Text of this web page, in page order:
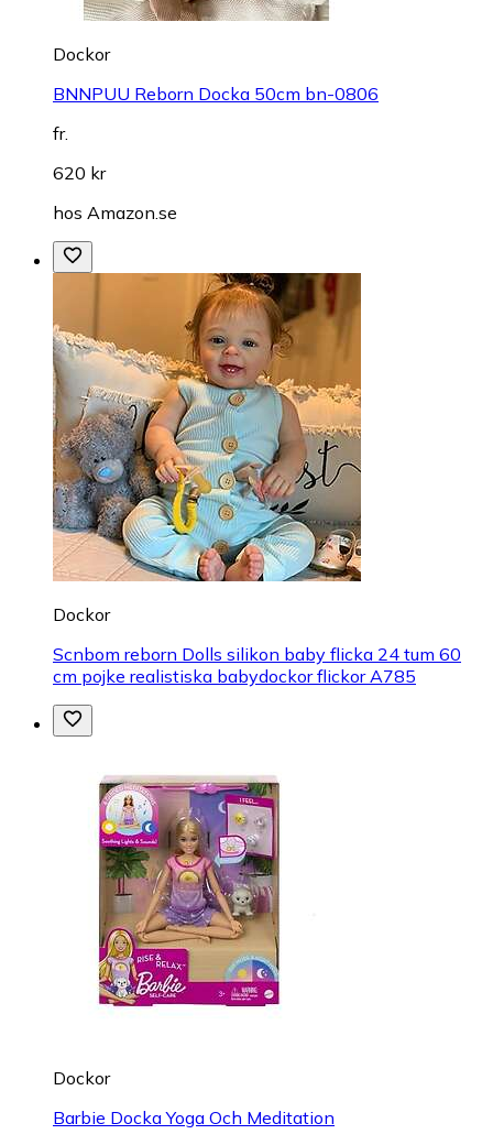
Dockor
BNNPUU Reborn Docka 50cm bn-0806
fr.
620 kr
hos Amazon.se
Dockor
Scnbom reborn Dolls silikon baby flicka 24 tum 60
cm pojke realistiska babydockor flickor A785
Dockor
Barbie Docka Yoga Och Meditation